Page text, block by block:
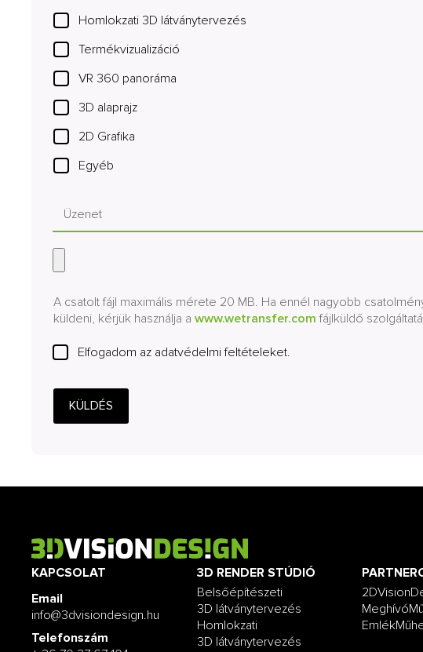
Homlokzati 3D látványtervezés
Termékvizualizáció
VR 360 panoráma
3D alaprajz
2D Grafika
Egyéb
A csatolt fájl maximális mérete 20 MB. Ha ennél nagyobb
küldeni, kérjük használja a www.wetransfer.com fájlküldő
Elfogadom az adatvédelmi feltételeket.
KÜLDÉS
KAPCSOLAT
Email
info@3dvisiondesign.hu
Telefonszám
3D RENDER STÚDIÓ
Belsőépítészeti
3D látványtervezés
Homlokzati
3D látványtervezés